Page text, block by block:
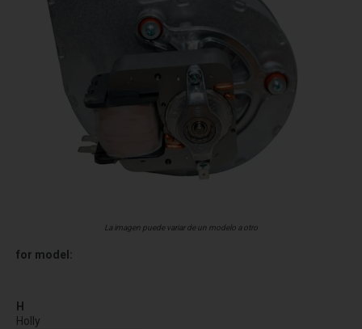
La imagen puede variar de un modelo a otro
for model:
H
Holly